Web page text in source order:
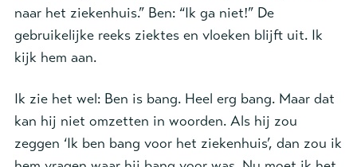
naar het ziekenhuis.” Ben: “Ik ga niet!” De
gebruikelijke reeks ziektes en vloeken blijft uit. Ik
kijk hem aan.
Ik zie het wel: Ben is bang. Heel erg bang. Maar dat
kan hij niet omzetten in woorden. Als hij zou
zeggen ‘Ik ben bang voor het ziekenhuis’, dan zou ik